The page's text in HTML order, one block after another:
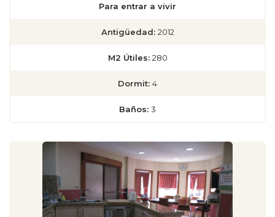
Para entrar a vivir
Antigüedad: 2012
M2 Útiles: 280
Dormit: 4
Baños: 3